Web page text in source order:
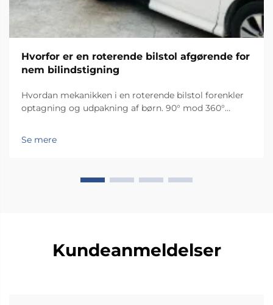
Hvorfor er en roterende bilstol afgørende for
nem bilindstigning
Hvordan mekanikken i en roterende bilstol forenkler
optagning og udpakning af børn. 90° mod 360°
optimerer brugervenlighed og sikkerhed: 90°
Se mere
Kundeanmeldelser